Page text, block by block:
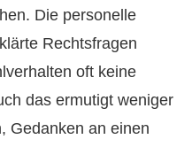
Die personelle
Rechtsfragen
oft keine
das ermutigt weniger
Gedanken an einen